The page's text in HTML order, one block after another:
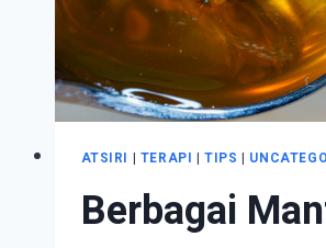
ATSIRI | TERAPI |TIPS |
Berbagai